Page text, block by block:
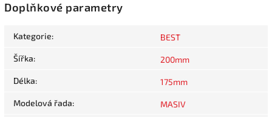
Doplňkové parametry
Kategorie: BEST
Šířka: 200mm
Délka: 175mm
Modelová řada: MASIV